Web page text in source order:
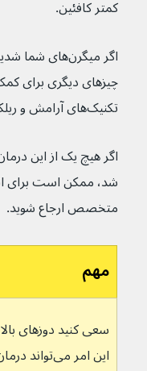
کمتر کافئین.
اگر
چیزهای دیگری برای
تکنیک‌های آرامش و ریلکسیشن و طب سوزنی.
متخصص ارجاع شوید.
مهم
سعی کنید دوزهای
این امر می‌تواند درمان میگرن شما را دشوارتر کند.